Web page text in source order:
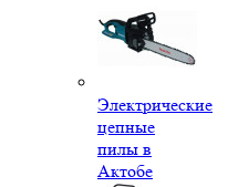
Электрические
цепные
пилы в
Актобе